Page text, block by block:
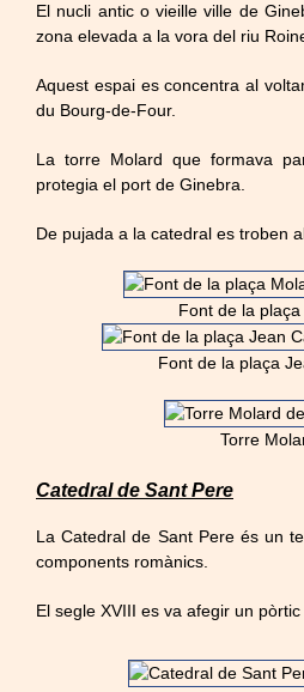
El nucli antic o vieille ville de
zona elevada a la vora del riu
Aquest espai es concentra al
du Bourg-de-Four.
La torre Molard que formava
protegia el port de Ginebra.
De pujada a la catedral es troben
Font de la
Font de la plaça
Torre
Catedral de Sant Pere
La Catedral de Sant Pere és un
components romànics.
El segle XVIII es va afegir un pòrtic